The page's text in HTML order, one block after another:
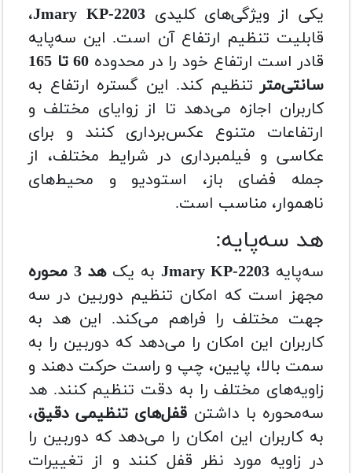
یکی از ویژگی‌های کلیدیJmary KP-2203،
قابلیت تنظیم ارتفاع آن است. این سه‌پایه
قادر است ارتفاع خود را در محدوده
60 تا 165
سانتی‌مترتنظیم کند. این گستره ارتفاع به
کاربران اجازه می‌دهد تا از زوایای مختلف و
ارتفاعات متنوع عکس‌برداری کنند و برای
عکاسی و فیلمبرداری در شرایط مختلف، از
جمله فضای باز، استودیو و محیط‌های
ناهموار، مناسب است.
هد سه‌پایه:
سه‌پایه Jmary KP-2203 به یکهد 3 محوره
مجهز است که امکان تنظیم دوربین در سه
جهت مختلف را فراهم می‌کند. این هد به
کاربران این امکان را می‌دهد که دوربین را به
سمت بالا، پایین، چپ و راست حرکت دهند و
زاویه‌های مختلف را به دقت تنظیم کنند. هد
سه‌محوره با داشتن قفل‌های تنظیمی دقیق،
به کاربران این امکان را می‌دهد که دوربین را
در زاویه مورد نظر قفل کنند و از تغییرات